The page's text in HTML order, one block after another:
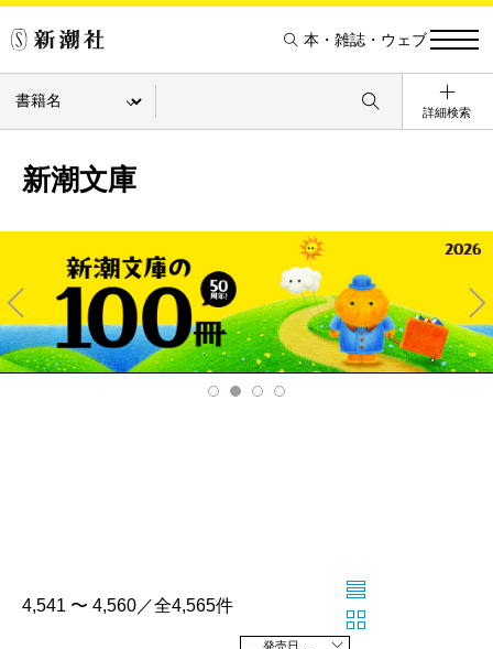
本・雑誌・ウェブ
詳細検索
新潮文庫
Pre
v
Ne
xt
4,541 〜 4,560／全4,565件